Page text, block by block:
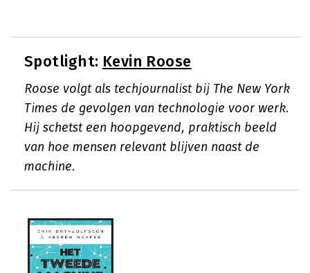
Spotlight: Kevin Roose
Roose volgt als techjournalist bij The New York
Times de gevolgen van technologie voor werk.
Hij schetst een hoopgevend, praktisch beeld
van hoe mensen relevant blijven naast de
machine.